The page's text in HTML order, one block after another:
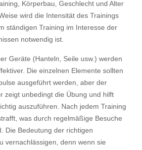
Körperbau, Geschlecht und Alter
wird die Intensität des Trainings
ständigen Training im Interesse der
notwendig ist.
Geräte (Hanteln, Seile usw.) werden
Die einzelnen Elemente sollten
ausgeführt werden, aber der
zeigt unbedingt die Übung und hilft
auszuführen. Nach jedem Training
was durch regelmäßige Besuche
Die Bedeutung der richtigen
vernachlässigen, denn wenn sie